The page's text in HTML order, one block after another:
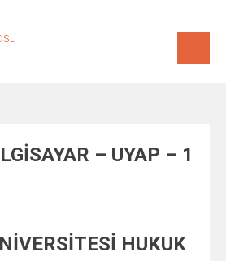
– UYAP – 1
HUKUK